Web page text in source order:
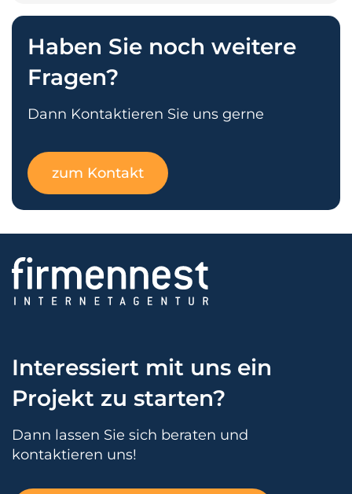
Haben Sie noch weitere
Fragen?
Dann Kontaktieren Sie uns gerne
zum Kontakt
Interessiert mit uns ein
Projekt zu starten?
Dann lassen Sie sich beraten und
kontaktieren uns!